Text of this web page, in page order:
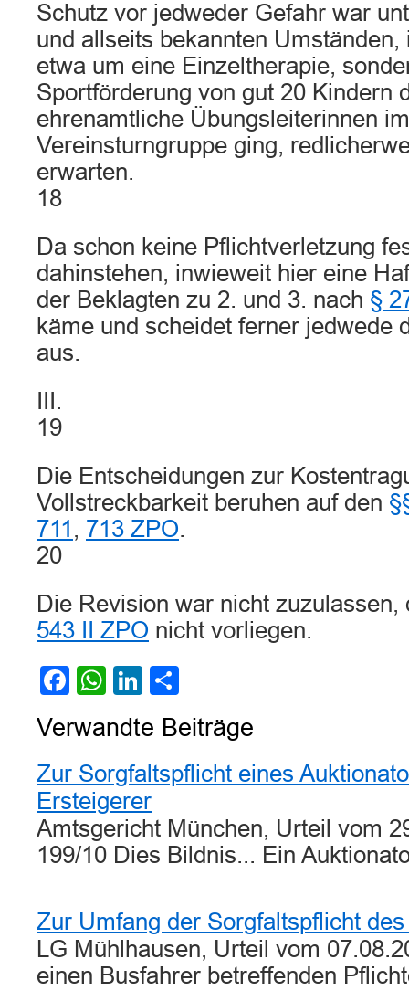
Schutz vor jedweder Gefahr war
und allseits bekannten Umständen,
etwa um eine Einzeltherapie,
Sportförderung von gut 20 Kindern
ehrenamtliche Übungsleiterinnen
Vereinsturngruppe ging,
erwarten.
18
Da schon keine Pflichtverletzung
dahinstehen, inwieweit hier eine
der Beklagten zu 2. und 3. nach §
käme und scheidet ferner jedwede
aus.
III.
19
Die Entscheidungen zur
Vollstreckbarkeit beruhen auf den
711 , 713 ZPO.
20
Die Revision war nicht
543 II ZPO nicht vorliegen.
Facebook
WhatsApp
LinkedIn
Verwandte Beiträge
Zur Sorgfaltspflicht eines
Ersteigerer
Amtsgericht München, Urteil vom
199/10 Dies Bildnis... Ein
Zur Umfang der Sorgfaltspflicht
LG Mühlhausen, Urteil vom
einen Busfahrer betreffenden